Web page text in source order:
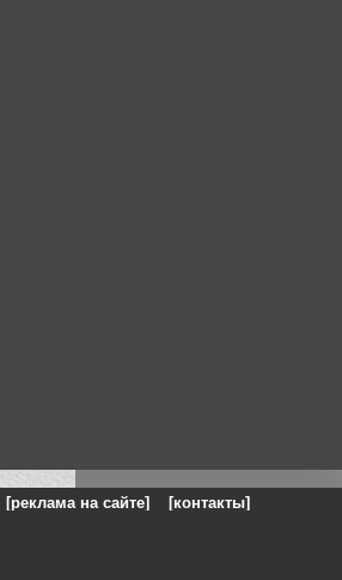
[реклама на сайте] [контакты]